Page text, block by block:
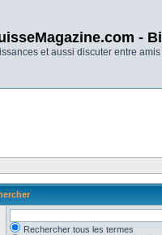
-
et aussi discuter entre
Rechercher tous les termes